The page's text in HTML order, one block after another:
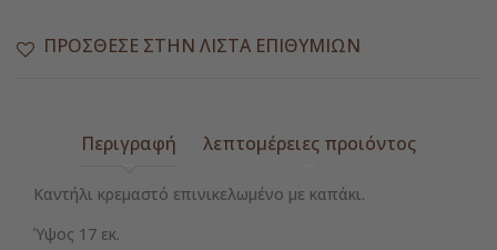
ΠΡΌΣΘΕΣΕ ΣΤΗΝ ΛΊΣΤΑ ΕΠΙΘΥΜΙΏΝ
Περιγραφή λεπτομέρειες προιόντος
Καντήλι κρεμαστό επινικελωμένο με καπάκι.
Ύψος 17 εκ.